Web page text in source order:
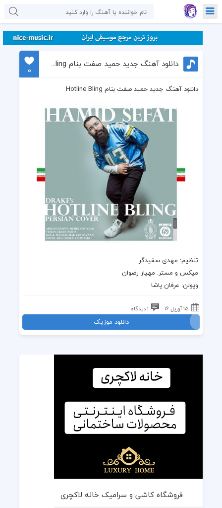
دانلود آهنگ جدید حمید صفت بنام Hotline Bling
0
دانلود آهنگ جدید حمید صفت بنام Hotline Bling
تنظیم: مهدی سفیدگر
میکس و مستر: مهیار رضوان
ویولن: عرفان پاشا
15 آوریل 16 1 دیدگاه
دانلود موزیک
فروشگاه کاشی و سرامیک خانه لاکچری